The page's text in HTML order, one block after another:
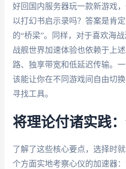
好回国内服务器玩一款新游戏
以打幻书启示录吗？答案是肯
的“桥梁”。同样，对于喜欢海
战舰世界加速体验也依赖于上
路、独享带宽和低延迟传输。
该能让你在不同游戏间自由切
寻找工具。
将理论付诸实践
了解了这些核心要点，选择时
个方面实地考察心仪的加速器